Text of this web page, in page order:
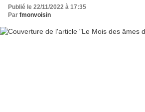
Publié le 22/11/2022 à 17:35
Par fmonvoisin